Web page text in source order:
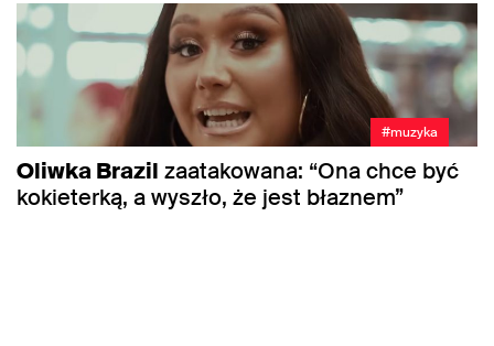
#muzyka
Oliwka Brazil zaatakowana: “Ona chce być
kokieterką, a wyszło, że jest błaznem”